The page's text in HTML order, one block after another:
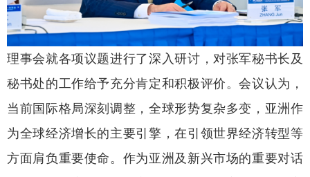
理事会就各项议题进行了深入研讨，对张军秘书长及
秘书处的工作给予充分肯定和积极评价。会议认为，
当前国际格局深刻调整，全球形势复杂多变，亚洲作
为全球经济增长的主要引擎，在引领世界经济转型等
方面肩负重要使命。作为亚洲及新兴市场的重要对话